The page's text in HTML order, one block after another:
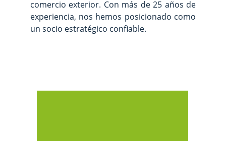
comercio exterior. Con más de 25 años de
experiencia, nos hemos posicionado como
un socio estratégico confiable.